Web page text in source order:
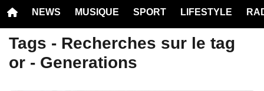
NEWS MUSIQUE SPORT LIFESTYLE
Tags - Recherches sur le tag
or - Generations